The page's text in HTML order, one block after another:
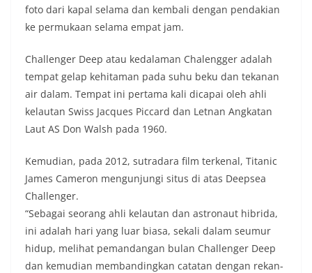
foto dari kapal selama dan kembali dengan pendakian
ke permukaan selama empat jam.
Challenger Deep atau kedalaman Chalengger adalah
tempat gelap kehitaman pada suhu beku dan tekanan
air dalam. Tempat ini pertama kali dicapai oleh ahli
kelautan Swiss Jacques Piccard dan Letnan Angkatan
Laut AS Don Walsh pada 1960.
Kemudian, pada 2012, sutradara film terkenal, Titanic
James Cameron mengunjungi situs di atas Deepsea
Challenger.
“Sebagai seorang ahli kelautan dan astronaut hibrida,
ini adalah hari yang luar biasa, sekali dalam seumur
hidup, melihat pemandangan bulan Challenger Deep
dan kemudian membandingkan catatan dengan rekan-